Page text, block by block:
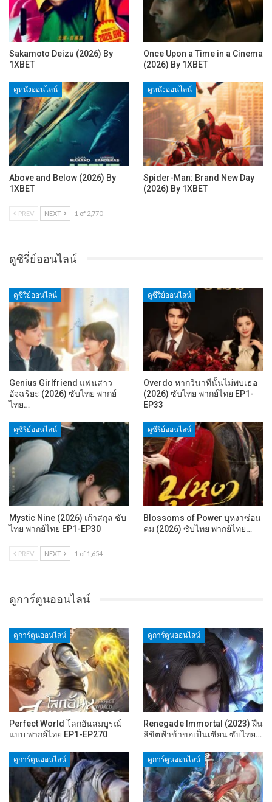
Sakamoto Deizu (2026) By
1XBET
Once Upon a Time in a Cinema
(2026) By 1XBET
ดูหนังออนไลน์
Above and Below (2026) By
1XBET
ดูหนังออนไลน์
Spider-Man: Brand New Day
(2026) By 1XBET
PREV NEXT 1 of 2,770
ดูซีรี่ย์ออนไลน์
ดูซีรี่ย์ออนไลน์
Genius Girlfriend แฟนสาว
อัจฉริยะ (2026) ซับไทย พากย์
ไทย…
ดูซีรี่ย์ออนไลน์
Overdo หากวินาทีนั้นไม่พบเธอ
(2026) ซับไทย พากย์ไทย EP1-
EP33
ดูซีรี่ย์ออนไลน์
Mystic Nine (2026) เก้าสกุล ซับ
ไทย พากย์ไทย EP1-EP30
ดูซีรี่ย์ออนไลน์
Blossoms of Power บุหงาซ่อน
คม (2026) ซับไทย พากย์ไทย…
PREV NEXT 1 of 1,654
ดูการ์ตูนออนไลน์
ดูการ์ตูนออนไลน์
Perfect World โลกอันสมบูรณ์
แบบ พากย์ไทย EP1-EP270
ดูการ์ตูนออนไลน์
Renegade Immortal (2023) ฝืน
ลิขิตฟ้าข้าขอเป็นเซียน ซับไทย…
ดูการ์ตูนออนไลน์ ดูการ์ตูนออนไลน์